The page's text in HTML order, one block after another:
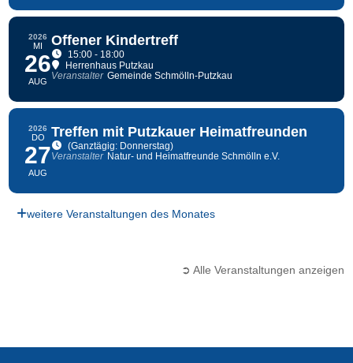
2026
MI
26
AUG
Offener Kindertreff
15:00 - 18:00
Herrenhaus Putzkau
Veranstalter Gemeinde Schmölln-Putzkau
2026
DO
27
AUG
Treffen mit Putzkauer Heimatfreunden
(Ganztägig: Donnerstag)
Veranstalter Natur- und Heimatfreunde Schmölln e.V.
weitere Veranstaltungen des Monates
➲ Alle Veranstaltungen anzeigen